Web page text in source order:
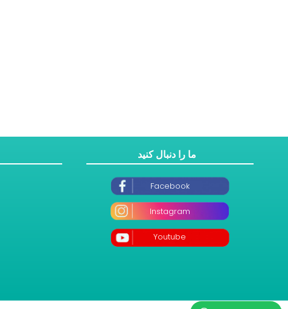
ما را دنبال کنید
Facebook
Instagram
Youtube